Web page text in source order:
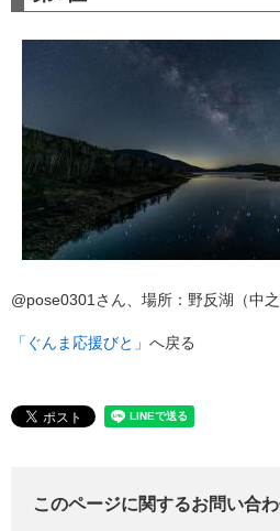
@pose0301さん、場所：野反湖（中之
「ぐんま応援びと」 へ戻る
このページに関するお問い合